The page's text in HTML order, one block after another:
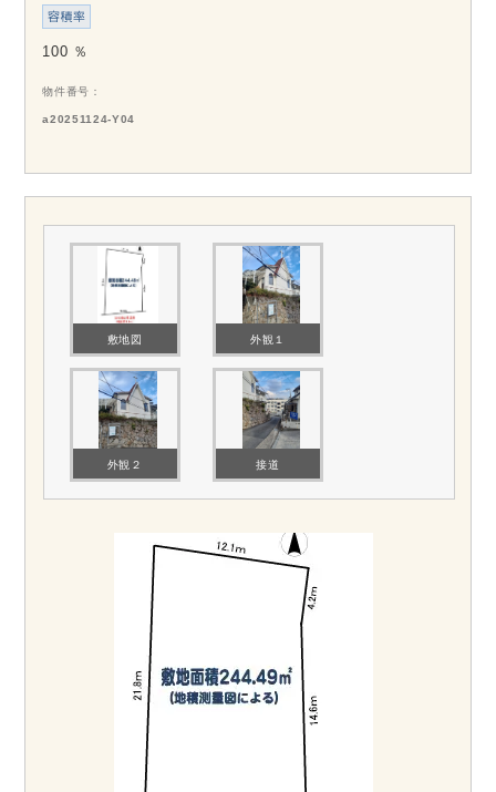
100 ％
物件番号
a20251124-Y04
敷地図 外観１
外観２ 接道